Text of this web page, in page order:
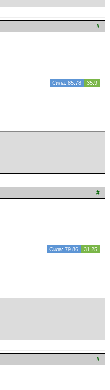
#
Сила: 85.78 35.9
#
Сила: 79.86 31.25
#